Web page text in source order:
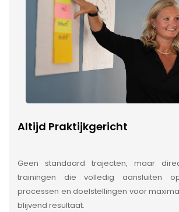
Altijd Praktijkgericht
Geen standaard trajecten, maar
trainingen die volledig aansluiten
processen en doelstellingen voor
blijvend resultaat.